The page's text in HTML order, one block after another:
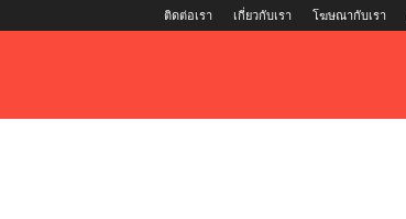
ติดต่อเรา เกี่ยวกับเรา โฆษณากับเรา